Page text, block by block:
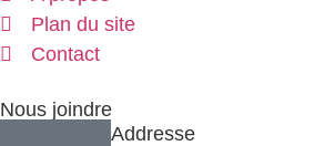
Plan du site
Contact
Nous joindre
Addresse